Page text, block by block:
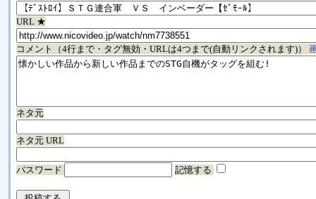
URL ★
コメント（4行まで・タグ無効・URLは4つまで(自動リンクされます)）
ネタ元
ネタ元 URL
パスワード 記憶する